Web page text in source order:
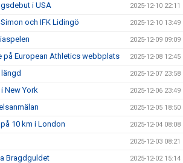
i USA 2025-12-10 22:11
och IFK Lidingö 2025-12-10 13:49
2025-12-09 09:09
på European Athletics webbplats 2025-12-08 12:45
2025-12-07 23:58
New York 2025-12-06 23:49
2025-12-05 18:50
10 km i London 2025-12-04 08:08
2025-12-03 08:21
Bragdguldet 2025-12-02 15:14